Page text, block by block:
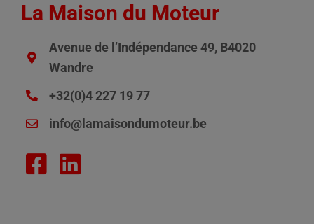
La Maison du Moteur
Avenue de l’Indépendance 49, B4020
Wandre
+32(0)4 227 19 77
info@lamaisondumoteur.be